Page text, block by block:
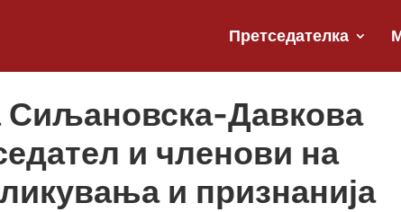
Претседателка
Сиљановска-Давкова
и членови на
и признанија